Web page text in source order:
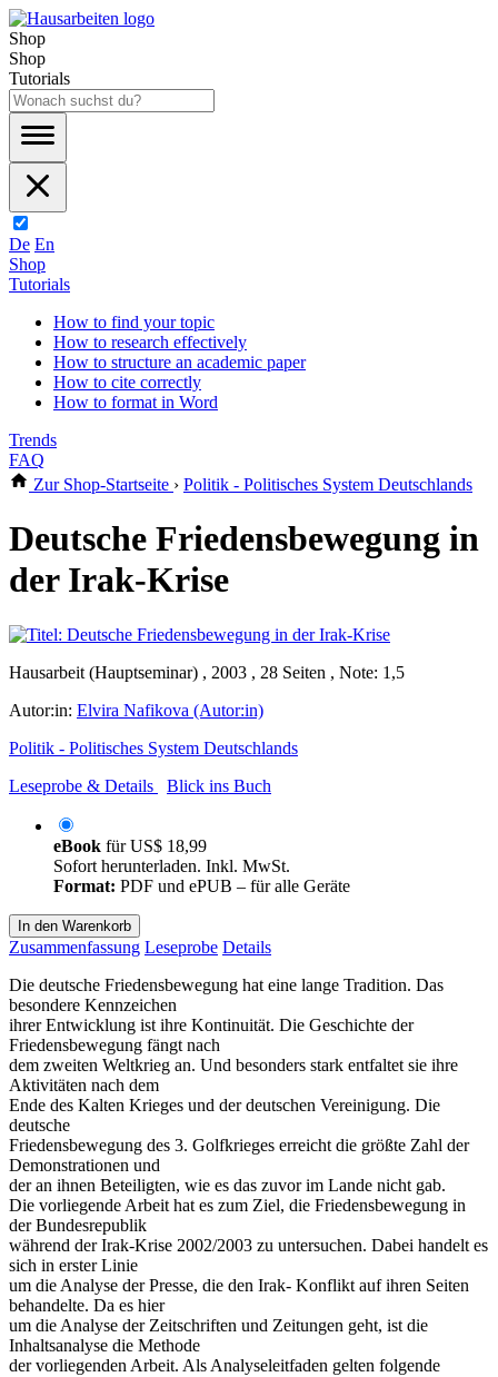
Shop
Shop
Tutorials
De En
Shop
Tutorials
How to find your topic
How to research effectively
How to structure an academic paper
How to cite correctly
How to format in Word
Trends
FAQ
Zur Shop-Startseite › Politik - Politisches System Deutschlands
Deutsche Friedensbewegung in
der Irak-Krise
Hausarbeit (Hauptseminar) , 2003 , 28 Seiten , Note: 1,5
Autor:in: Elvira Nafikova (Autor:in)
Politik - Politisches System Deutschlands
Leseprobe & Details
Blick ins Buch
eBook fürUS$ 18,99
Sofort herunterladen. Inkl. MwSt.
Format: PDF und ePUB – für alle Geräte
In den Warenkorb
Zusammenfassung Leseprobe Details
Die deutsche Friedensbewegung hat eine lange Tradition. Das
besondere Kennzeichen
ihrer Entwicklung ist ihre Kontinuität. Die Geschichte der
Friedensbewegung fängt nach
dem zweiten Weltkrieg an. Und besonders stark entfaltet sie ihre
Aktivitäten nach dem
Ende des Kalten Krieges und der deutschen Vereinigung. Die
deutsche
Friedensbewegung des 3. Golfkrieges erreicht die größte Zahl der
Demonstrationen und
der an ihnen Beteiligten, wie es das zuvor im Lande nicht gab.
Die vorliegende Arbeit hat es zum Ziel, die Friedensbewegung in
der Bundesrepublik
während der Irak-Krise 2002/2003 zu untersuchen. Dabei handelt es
sich in erster Linie
um die Analyse der Presse, die den Irak- Konflikt auf ihren Seiten
behandelte. Da es hier
um die Analyse der Zeitschriften und Zeitungen geht, ist die
Inhaltsanalyse die Methode
der vorliegenden Arbeit. Als Analyseleitfaden gelten folgende